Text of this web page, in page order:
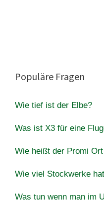
Populäre Fragen
Wie tief ist der Elbe?
Was ist X3 für eine
Wie heißt der Promi
Wie viel Stockwerke
Was tun wenn man im